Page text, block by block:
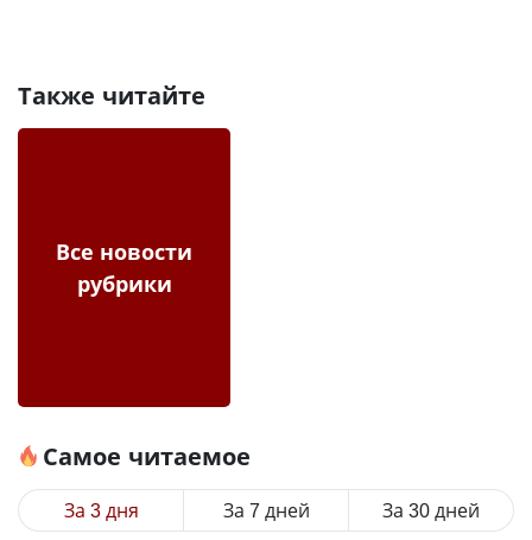
Также читайте
Все новости
рубрики
Самое читаемое
За 3 дня За 7 дней За 30 дней